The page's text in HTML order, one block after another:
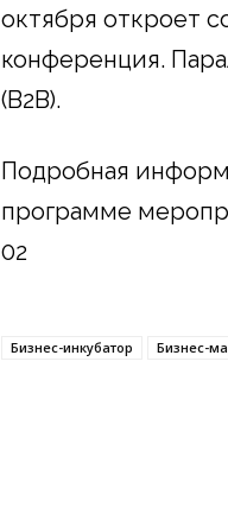
октября откроет
конференция.
(B2B).
Подробная
программе
02
Бизнес-инкубатор Бизнес-